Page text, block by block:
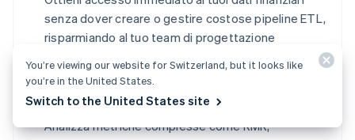
senza dover creare o gestire costose pipeline ETL,
risparmiando al tuo team di progettazione
Sblocca informazioni dettagliate su ricavi e
fidelizzazione
Analizza metriche complesse come RMR,
You’re viewing our website for Switzerland, but it looks like
you’re in the United States.
Switch to the United States site